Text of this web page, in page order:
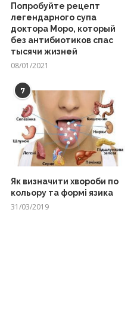
Попробуйте рецепт
легендарного супа
доктора Моро, который
без антибиотиков спас
тысячи жизней
08/01/2021
7
Як визначити хвороби по
кольору та формі язика
31/03/2019